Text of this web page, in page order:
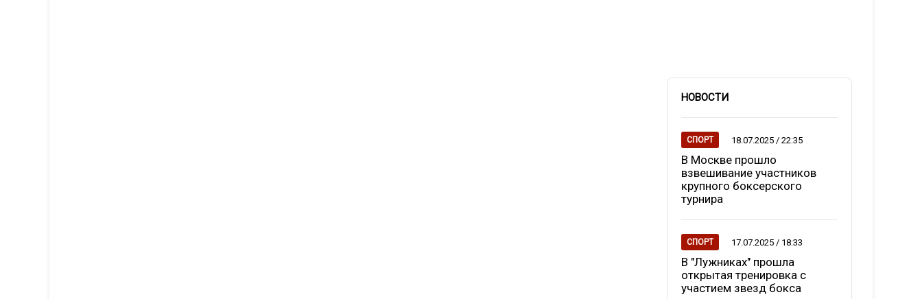
НОВОСТИ
СПОРТ 18.07.2025 / 22:35
В Москве прошло
взвешивание участников
крупного боксерского
турнира
СПОРТ 17.07.2025 / 18:33
В "Лужниках" прошла
открытая тренировка с
участием звезд бокса